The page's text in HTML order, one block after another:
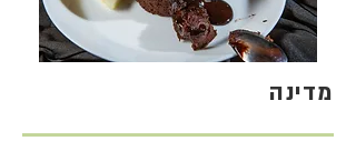
מדינה